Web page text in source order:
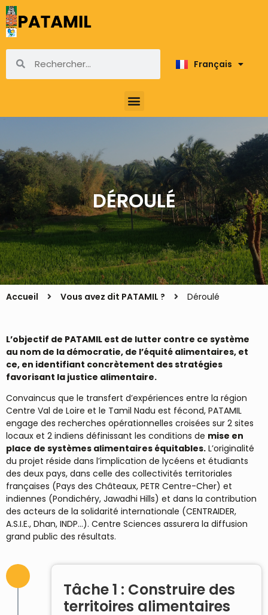
Français
English
DÉROULÉ
Accueil Vous avez dit PATAMIL ? Déroulé
L’objectif de PATAMIL est de lutter contre ce système
au nom de la démocratie, de l’équité alimentaires, et
ce, en identifiant concrètement des stratégies
favorisant la justice alimentaire.
Convaincus que le transfert d’expériences entre la région
Centre Val de Loire et le Tamil Nadu est fécond, PATAMIL
engage des recherches opérationnelles croisées sur 2 sites
locaux et 2 indiens définissant les conditions de mise en
place de systèmes alimentaires équitables. L’originalité
du projet réside dans l’implication de lycéens et étudiants
des deux pays, dans celle des collectivités territoriales
françaises (Pays des Châteaux, PETR Centre-Cher) et
indiennes (Pondichéry, Jawadhi Hills) et dans la contribution
des acteurs de la solidarité internationale (CENTRAIDER,
A.S.I.E., Dhan, INDP…). Centre Sciences assurera la diffusion
grand public des résultats.
Tâche 1 : Construire des
territoires alimentaires